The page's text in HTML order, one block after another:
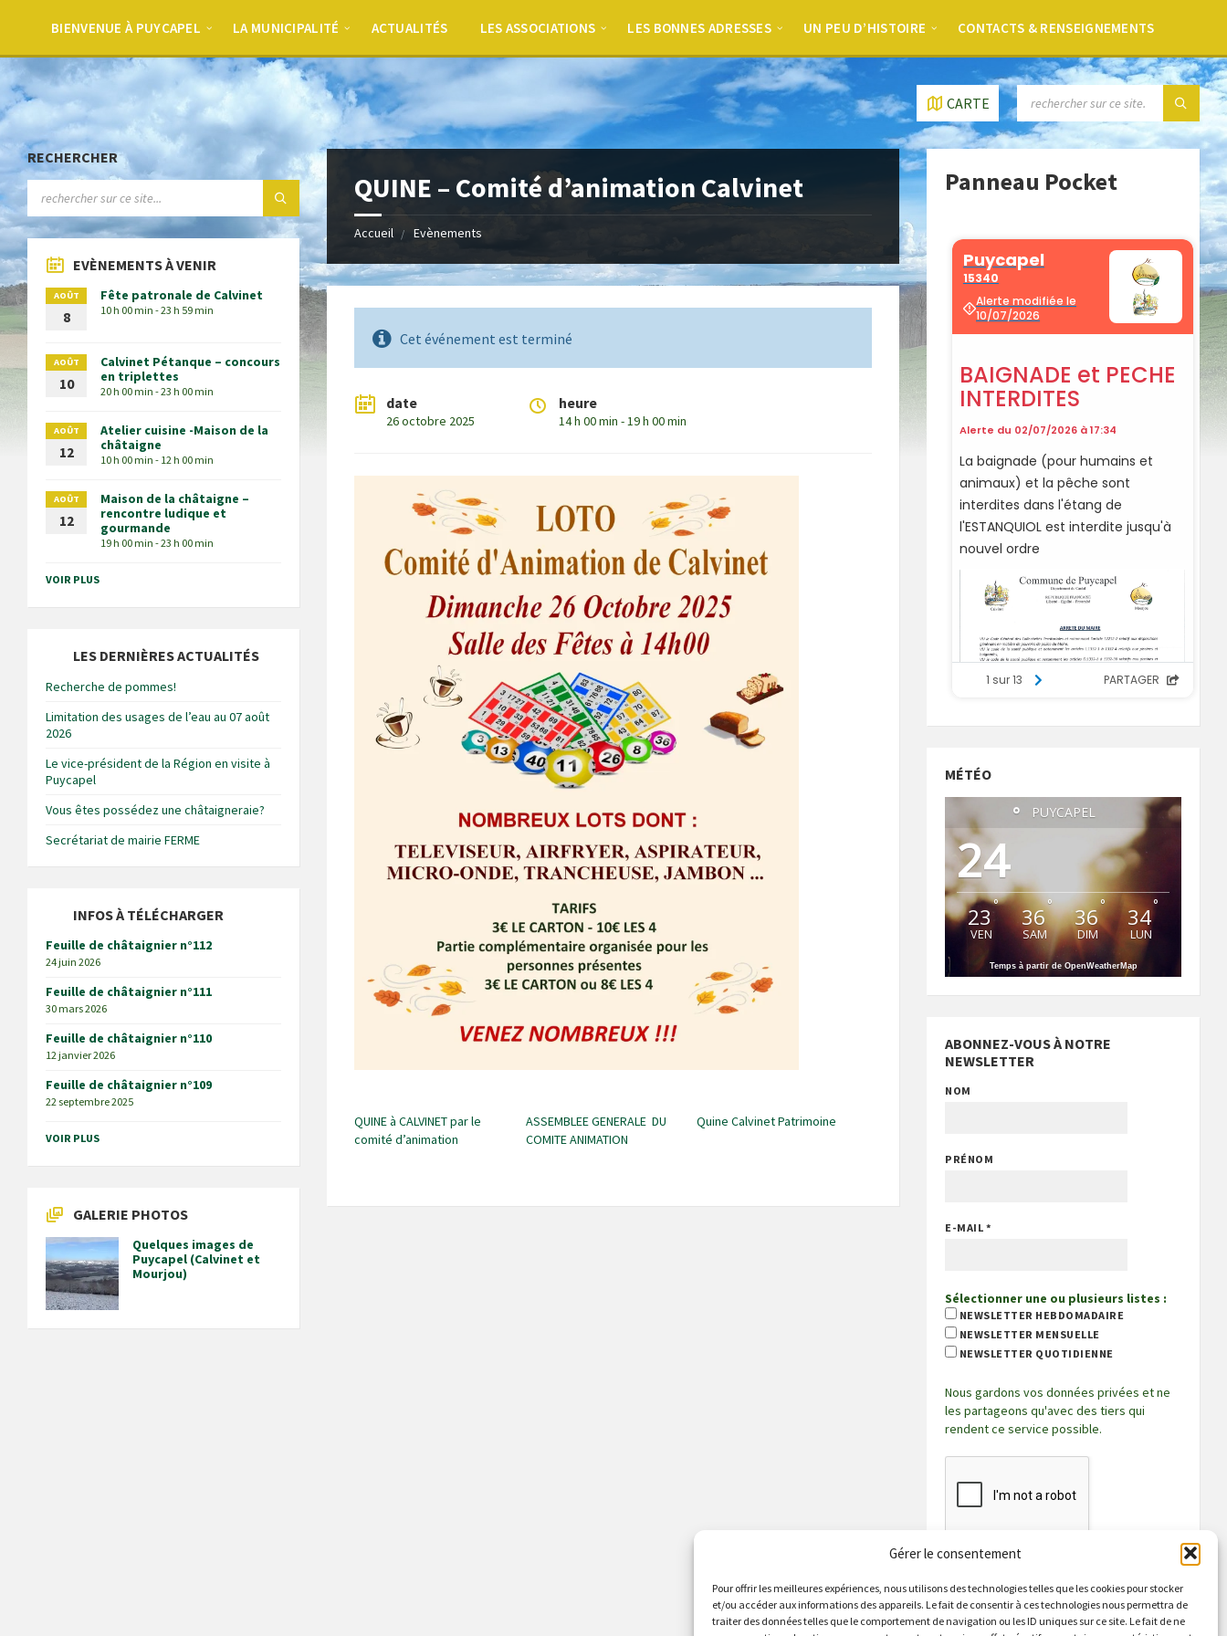
Gérer le consentement
Pour offrir les meilleures expériences, nous utilisons des technologies telles que les cookies pour stocker
et/ou accéder aux informations des appareils. Le fait de consentir à ces technologies nous permettra de
traiter des données telles que le comportement de navigation ou les ID uniques sur ce site. Le fait de ne
BIENVENUE À PUYCAPEL LA MUNICIPALITÉ ACTUALITÉS LES ASSOCIATIONS LES BONNES ADRESSES UN PEU D’HISTOIRE CONTACTS & RENSEIGNEMENTS
CARTE
QUINE – Comité d’animation Calvinet
Accueil Evènements
Cet événement est terminé
date
26 octobre 2025
heure
14 h 00 min - 19 h 00 min
QUINE à CALVINET par le
comité d’animation
ASSEMBLEE GENERALE DU
COMITE ANIMATION
Quine Calvinet Patrimoine
RECHERCHER
EVÈNEMENTS À VENIR
AOÛT
8
Fête patronale de Calvinet
10 h 00 min - 23 h 59 min
AOÛT
10
Calvinet Pétanque – concours
en triplettes
20 h 00 min - 23 h 00 min
AOÛT
12
Atelier cuisine -Maison de la
châtaigne
10 h 00 min - 12 h 00 min
AOÛT
12
Maison de la châtaigne –
rencontre ludique et
gourmande
19 h 00 min - 23 h 00 min
VOIR PLUS
LES DERNIÈRES ACTUALITÉS
Recherche de pommes!
Limitation des usages de l’eau au 07 août
2026
Le vice-président de la Région en visite à
Puycapel
Vous êtes possédez une châtaigneraie?
Secrétariat de mairie FERME
INFOS À TÉLÉCHARGER
Feuille de châtaignier n°112
24 juin 2026
Feuille de châtaignier n°111
30 mars 2026
Feuille de châtaignier n°110
12 janvier 2026
Feuille de châtaignier n°109
22 septembre 2025
VOIR PLUS
GALERIE PHOTOS
Quelques images de
Puycapel (Calvinet et
Mourjou)
Panneau Pocket
MÉTÉO
PUYCAPEL
24
°
23 °
VEN
36°
SAM
36°
DIM
34°
LUN
Temps à partir de OpenWeatherMap
ABONNEZ-VOUS À NOTRE
NEWSLETTER
NOM
PRÉNOM
E-MAIL *
Sélectionner une ou plusieurs listes :
NEWSLETTER HEBDOMADAIRE
NEWSLETTER MENSUELLE
NEWSLETTER QUOTIDIENNE
Nous gardons vos données privées et ne
les partageons qu'avec des tiers qui
rendent ce service possible.